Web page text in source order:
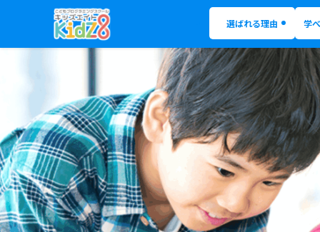
選ばれる理由 学